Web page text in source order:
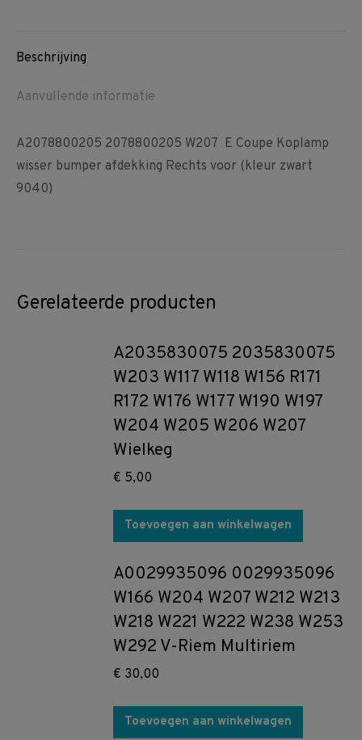
Beschrijving
Aanvullende informatie
A2078800205 2078800205 W207 E Coupe Koplamp
wisser bumper afdekking Rechts voor (kleur zwart
9040)
Gerelateerde producten
A2035830075 2035830075
W203 W117 W118 W156 R171
R172 W176 W177 W190 W197
W204 W205 W206 W207
Wielkeg
€ 5,00
Toevoegen aan winkelwagen
A0029935096 0029935096
W166 W204 W207 W212 W213
W218 W221 W222 W238 W253
W292 V-Riem Multiriem
€ 30,00
Toevoegen aan winkelwagen